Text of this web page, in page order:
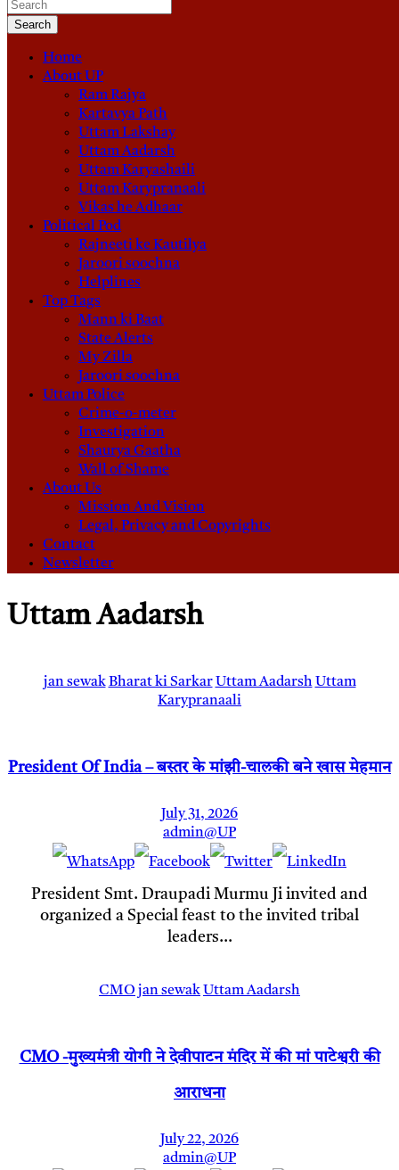
Search
Home
About UP
Ram Rajya
Kartavya Path
Uttam Lakshay
Uttam Aadarsh
Uttam Karyashaili
Uttam Karypranaali
Vikas he Adhaar
Political Pod
Rajneeti ke Kautilya
Jaroori soochna
Helplines
Top Tags
Mann ki Baat
State Alerts
My Zilla
Jaroori soochna
Uttam Police
Crime-o-meter
Investigation
Shaurya Gaatha
Wall of Shame
About Us
Mission And Vision
Legal, Privacy and Copyrights
Contact
Newsletter
Uttam Aadarsh
jan sewak Bharat ki Sarkar Uttam Aadarsh Uttam
Karypranaali
President Of India – बस्तर के मांझी-चालकी बने खास मेहमान
July 31, 2026
admin@UP
President Smt. Draupadi Murmu Ji invited and
organized a Special feast to the invited tribal
leaders…
CMO jan sewak Uttam Aadarsh
CMO -मुख्यमंत्री योगी ने देवीपाटन मंदिर में की मां पाटेश्वरी की
आराधना
July 22, 2026
admin@UP